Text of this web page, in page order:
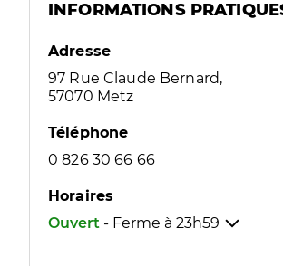
INFORMATIONS
Adresse
97 Rue Claude Bernard,
57070 Metz
Téléphone
0 826 30 66 66
Horaires
Ouvert - Ferme à 23h59